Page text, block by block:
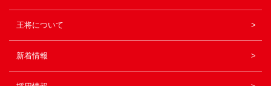
王将について
新着情報